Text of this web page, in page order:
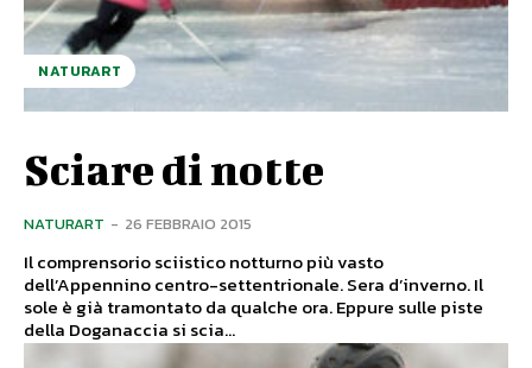
NATURART
Sciare di notte
NATURART - 26 FEBBRAIO 2015
Il comprensorio sciistico notturno più vasto
dell’Appennino centro-settentrionale. Sera d’inverno. Il
sole è già tramontato da qualche ora. Eppure sulle piste
della Doganaccia si scia...